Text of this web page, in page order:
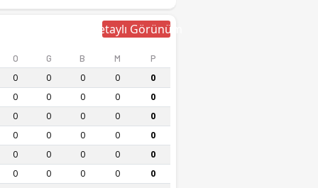
Detaylı Görünüm
O G B M P
0 0 0 0 0
0 0 0 0 0
0 0 0 0 0
0 0 0 0 0
0 0 0 0 0
0 0 0 0 0